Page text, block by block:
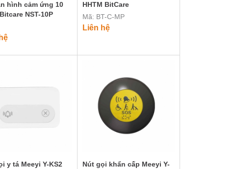
hình cảm ứng 10
NST-10P
HHTM BitCare
Mã: BT-C-MP
Liên hệ
y tá Meeyi Y-KS2
Nút gọi khẩn cấp Meeyi Y-